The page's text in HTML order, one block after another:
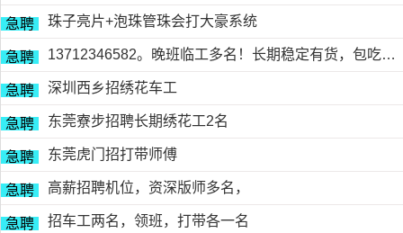
急聘 珠子亮片+泡珠管珠会打大豪系统
急聘 13712346582。晚班临工多名！长期稳定有货，包吃包住
急聘 深圳西乡招绣花车工
急聘 东莞寮步招聘长期绣花工2名
急聘 东莞虎门招打带师傅
急聘 高薪招聘机位，资深版师多名，
急聘 招车工两名，领班，打带各一名